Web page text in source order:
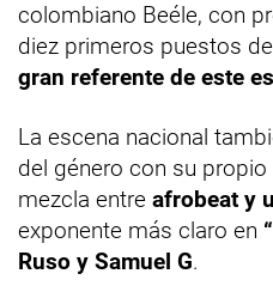
colombiano Beéle, con
diez primeros puestos
gran referente de este
La escena nacional
del género con su propio
mezcla entre afrobeat y
exponente más claro en
Ruso y Samuel G.